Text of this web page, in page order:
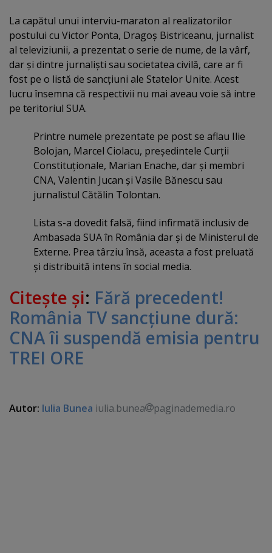
La capătul unui interviu-maraton al realizatorilor
postului cu Victor Ponta, Dragoş Bistriceanu, jurnalist
al televiziunii, a prezentat o serie de nume, de la vârf,
dar şi dintre jurnalişti sau societatea civilă, care ar fi
fost pe o listă de sancţiuni ale Statelor Unite. Acest
lucru însemna că respectivii nu mai aveau voie să intre
pe teritoriul SUA.
Printre numele prezentate pe post se aflau Ilie
Bolojan, Marcel Ciolacu, preşedintele Curţii
Constituţionale, Marian Enache, dar şi membri
CNA, Valentin Jucan şi Vasile Bănescu sau
jurnalistul Cătălin Tolontan.
Lista s-a dovedit falsă, fiind infirmată inclusiv de
Ambasada SUA în România dar şi de Ministerul de
Externe. Prea târziu însă, aceasta a fost preluată
şi distribuită intens în social media.
Citeşte şi: Fără precedent!
România TV sancţiune dură:
CNA îi suspendă emisia pentru
TREI ORE
Autor: Iulia Bunea iulia.bunea paginademedia.ro